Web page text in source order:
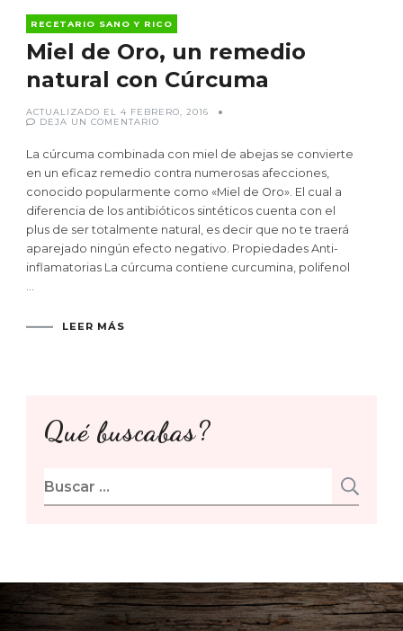
RECETARIO SANO Y RICO
Miel de Oro, un remedio
natural con Cúrcuma
ACTUALIZADO EL 4 FEBRERO, 2016
DEJA UN COMENTARIOEN
ORO,
UN
REMEDIO
NATURAL
CON
La cúrcuma combinada con miel de abejas se convierte
en un eficaz remedio contra numerosas afecciones,
conocido popularmente como «Miel de Oro». El cual a
diferencia de los antibióticos sintéticos cuenta con el
plus de ser totalmente natural, es decir que no te traerá
aparejado ningún efecto negativo. Propiedades Anti-
inflamatorias La cúrcuma contiene curcumina, polifenol
…
LEER MÁS
Qué buscabas?
Buscar: